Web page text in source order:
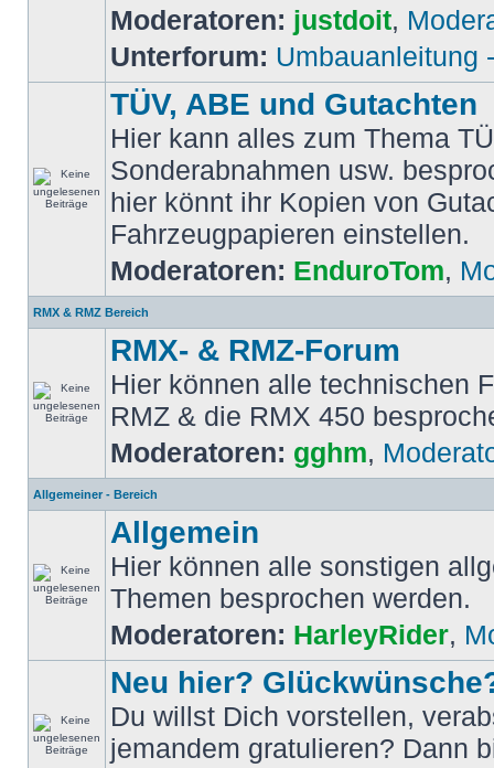
Moderatoren: justdoit,
Unterforum: Umbauanleitung
TÜV, ABE und Gutachten
Hier kann alles zum Thema
Sonderabnahmen usw.
hier könnt ihr Kopien von
Fahrzeugpapieren einstellen.
Moderatoren: EnduroTom,
RMX & RMZ Bereich
RMX- & RMZ-Forum
Hier können alle technischen
RMZ & die RMX 450
Moderatoren: gghm,
Allgemeiner - Bereich
Allgemein
Hier können alle sonstigen
Themen besprochen werden.
Moderatoren: HarleyRider,
Neu hier?
Du willst Dich vorstellen,
jemandem gratulieren? Dann